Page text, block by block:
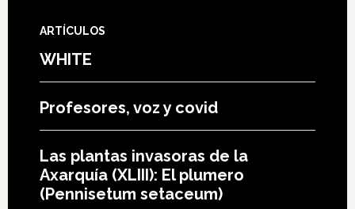
ARTÍCULOS
WHITE
Profesores, voz y covid
Las plantas invasoras de la
Axarquía (XLIII): El plumero
(Pennisetum setaceum)